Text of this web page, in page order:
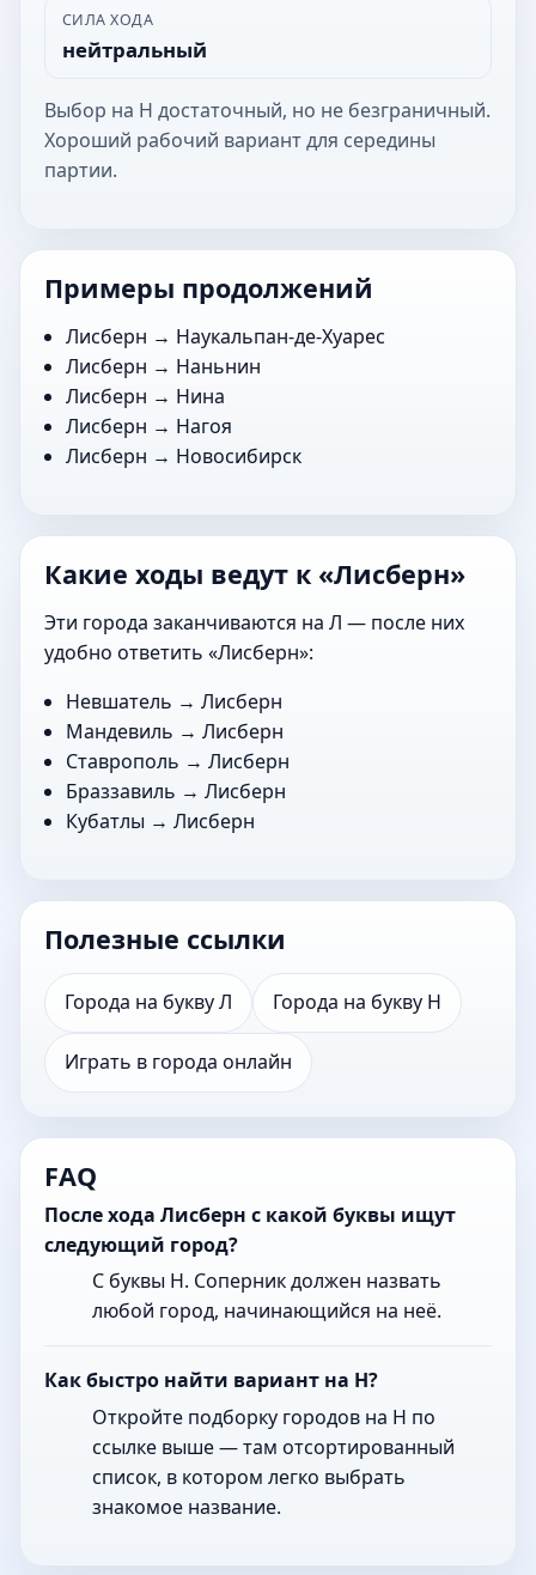
СИЛА ХОДА
нейтральный
Выбор на Н достаточный, но не безграничный.
Хороший рабочий вариант для середины
партии.
Примеры продолжений
Лисберн → Наукальпан-де-Хуарес
Лисберн → Наньнин
Лисберн → Нина
Лисберн → Нагоя
Лисберн → Новосибирск
Какие ходы ведут к «Лисберн»
Эти города заканчиваются на Л — после них
удобно ответить «Лисберн»:
Невшатель → Лисберн
Мандевиль → Лисберн
Ставрополь → Лисберн
Браззавиль → Лисберн
Кубатлы → Лисберн
Полезные ссылки
Города на букву Л Города на букву Н
Играть в города онлайн
FAQ
После хода Лисберн с какой буквы ищут
следующий город?
С буквы Н. Соперник должен назвать
любой город, начинающийся на неё.
Как быстро найти вариант на Н?
Откройте подборку городов на Н по
ссылке выше — там отсортированный
список, в котором легко выбрать
знакомое название.